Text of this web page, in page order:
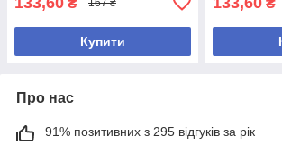
167 ₴
Купити
Про нас
91% позитивних з 295 відгуків за рік